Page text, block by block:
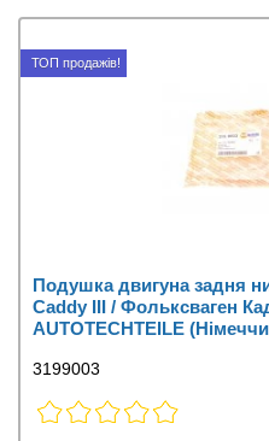
ТОП продажів!
Подушка двигуна задня
Caddy III / Фольксваген
AUTOTECHTEILE
3199003